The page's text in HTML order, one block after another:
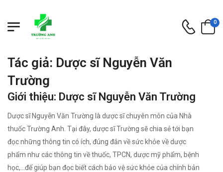
0
Tác giả: Dược sĩ Nguyễn Văn
Trường
Giới thiệu: Dược sĩ Nguyễn Văn Trường
Dược sĩ Nguyễn Văn Trường là dược sĩ chuyên môn của Nhà
thuốc Trường Anh. Tại đây, dược sĩ Trường sẽ chia sẻ tới bạn
đọc những thông tin có ích, đúng đắn về sức khỏe về dược
phẩm như các thông tin về thuốc, TPCN, dược mỹ phẩm, bệnh
học,...để giúp bạn đọc biết cách bảo vệ sức khỏe của chính bản